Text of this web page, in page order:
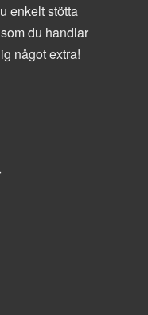
enkelt stötta
du handlar
något extra!